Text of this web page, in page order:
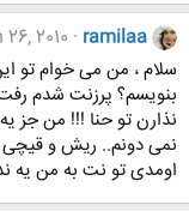
ramilaa
2010
سلام ، من می خوام تو
بنویسم؟ پرزنت شدم
نذارن تو حنا !!! من جز
نمی دونم.. ریش و
اومدی تو نت به من یه